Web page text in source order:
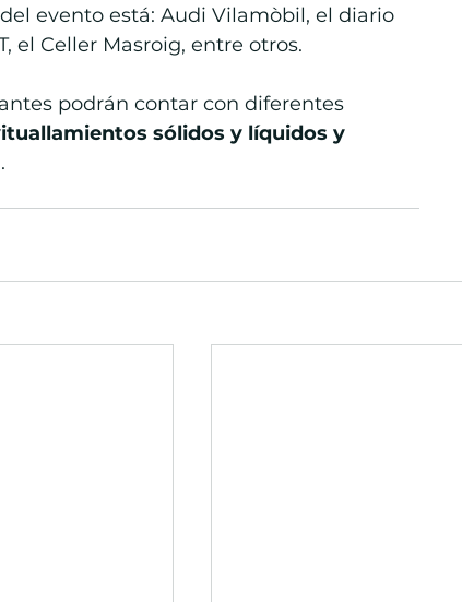
evento está: Audi Vilamòbil, el diario
el Celler Masroig, entre otros.
podrán contar con diferentes
sólidos y líquidos y
.